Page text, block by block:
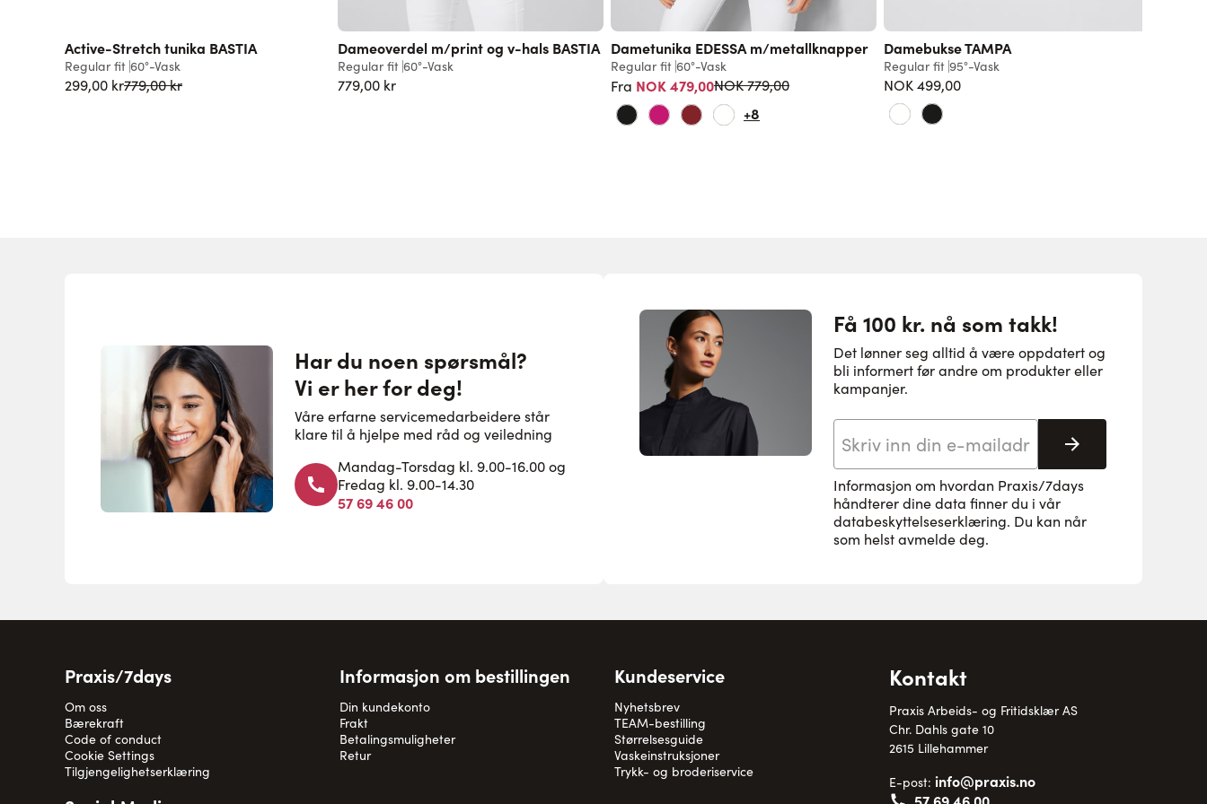
Active-Stretch tunika BASTIA
Regular fit 60°-Vask
299,00 krVanlig pris
779,00 kr
Dameoverdel m/print og v-hals BASTIA
Regular fit 60°-Vask
779,00 kr
Dametunika EDESSA m/metallknapper
Regular fit 60°-Vask
Fra NOK 479,00Vanlig pris
NOK 779,00
+8
Damebukse TAMPA
Regular fit 95°-Vask
NOK 499,00
Har du noen spørsmål?
Vi er her for deg!
Våre erfarne servicemedarbeidere står
klare til å hjelpe med råd og veiledning
Mandag-Torsdag kl. 9.00-16.00 og
Fredag kl. 9.00-14.30
57 69 46 00
Få 100 kr. nå som takk!
Det lønner seg alltid å være oppdatert og
bli informert før andre om produkter eller
kampanjer.
Abonnere
Informasjon om hvordan Praxis/7days
håndterer dine data finner du i vår
databeskyttelseserklæring. Du kan når
som helst avmelde deg.
Praxis/7days
Om oss
Bærekraft
Code of conduct
Cookie Settings
Tilgjengelighetserklæring
Informasjon om bestillingen
Din kundekonto
Frakt
Betalingsmuligheter
Retur
Kundeservice
Nyhetsbrev
TEAM-bestilling
Størrelsesguide
Vaskeinstruksjoner
Trykk- og broderiservice
Kontakt
Praxis Arbeids- og Fritidsklær AS
Chr. Dahls gate 10
2615 Lillehammer
E-post: info@praxis.no